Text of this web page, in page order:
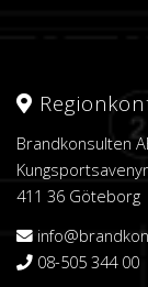
Brandkonsulten
411 36 Göteborg
08-505 344 00